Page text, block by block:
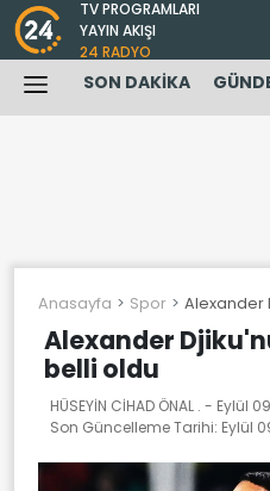
TV PROGRAMLARI
YAYIN AKIŞI
24 RADYO
SON DAKİKA
Anasayfa Spor Alexander
Alexander
belli oldu
HÜSEYİN CİHAD ÖNAL . - Eylül
Son Güncelleme Tarihi: Eylül